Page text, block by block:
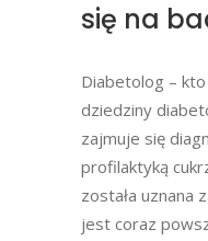
się na
Diabetolog –
dziedziny
zajmuje się
profilaktyką
została uznana
jest coraz